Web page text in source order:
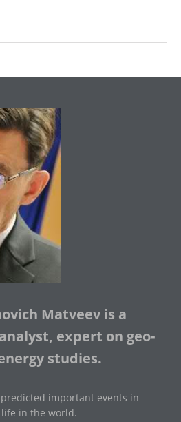
Matveev is a
expert on geo-
studies.
important events in
in the world.